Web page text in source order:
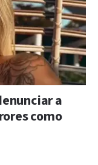
a
como